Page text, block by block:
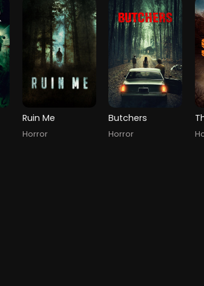
Ruin Me
Horror
Butchers
Horror